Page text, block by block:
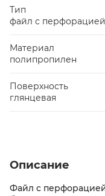
Тип
файл с перфорацией
Материал
полипропилен
Поверхность
глянцевая
Описание
Файл с